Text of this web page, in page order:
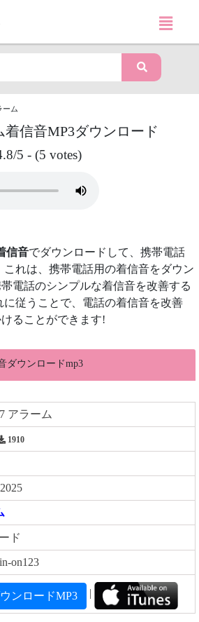
ーム
着信音MP3ダウンロード
5 - (5 votes)
信音でダウンロードして、携帯電話
これは、携帯電話用の着信音をダウン
電話のシンプルな着信音を改善する
従うことで、電話の着信音を改善
ることができます!
ダウンロードmp3
アラーム
1910
on123
ンロードMP3 |